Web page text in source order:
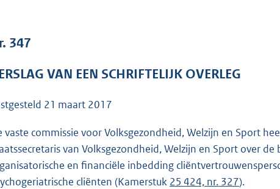
r
t
e
:
9
347
VAN EEN SCHRIFTELIJK OVERLEG
21 maart 2017
vaste commissie voor Volksgezondheid, Welzijn en Sport
van Volksgezondheid, Welzijn en Sport over
en financiële inbedding
cliënten (Kamerstuk 25 424, nr. 327).